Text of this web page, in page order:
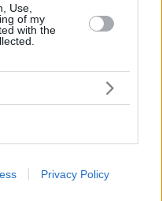
Use,
of my
with the
Privacy Policy